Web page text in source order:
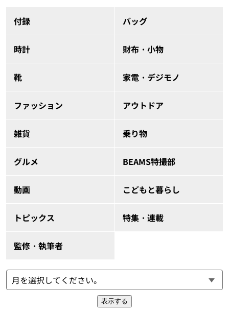
付録 バッグ
時計 財布・小物
靴 家電・デジモノ
ファッション アウトドア
雑貨 乗り物
グルメ BEAMS特撮部
動画 こどもと暮らし
トピックス 特集・連載
監修・執筆者
表示する